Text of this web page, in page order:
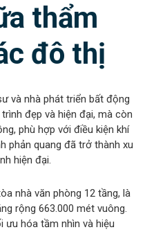
thẩm
đô thị
và nhà phát triển bất động
đẹp và hiện đại, mà còn
phù hợp với điều kiện khí
phản quang đã trở thành xu
hiện đại.
nhà văn phòng 12 tầng, là
rộng 663.000 mét vuông.
hóa tầm nhìn và hiệu